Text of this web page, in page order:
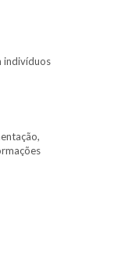
indivíduos